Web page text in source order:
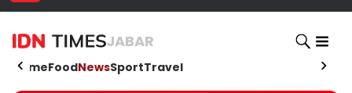
JABAR
HomeFoodNewsSportTravel